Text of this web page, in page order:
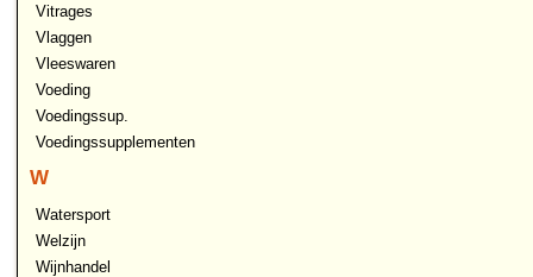
Vitrages
Vlaggen
Vleeswaren
Voeding
Voedingssup.
Voedingssupplementen
W
Watersport
Welzijn
Wijnhandel